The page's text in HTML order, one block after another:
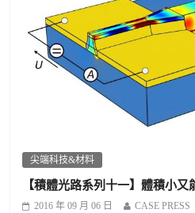
尖端科技&材料
【積體光路系列十一】體積小
2016 年 09 月 06 日 CASE PRESS